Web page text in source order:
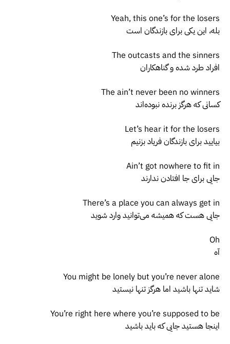
Yeah, this one’s for the losers
بله، این یکی برای بازندگان است
The outcasts and the sinners
افراد طرد شده و گناهکاران
The ain’t never been no winners
کسانی که هرگز برنده نبوده‌اند
Let’s hear it for the losers
بیایید برای بازندگان فریاد بزنیم
Ain’t got nowhere to fit in
جایی برای جا افتادن ندارند
There’s a place you can always get in
جایی هست که همیشه می‌توانید وارد شوید
Oh
آه
You might be lonely but you’re never alone
شاید تنها باشید اما هرگز تنها نیستید
You’re right here where you’re supposed to be
اینجا هستید جایی که باید باشید